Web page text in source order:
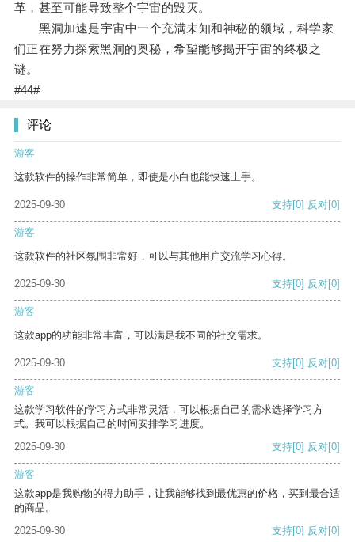
革，甚至可能导致整个宇宙的毁灭。
黑洞加速是宇宙中一个充满未知和神秘的领域，科学家
们正在努力探索黑洞的奥秘，希望能够揭开宇宙的终极之
谜。
#44#
评论
游客
这款软件的操作非常简单，即使是小白也能快速上手。
2025-09-30 支持[0] 反对[0]
游客
这款软件的社区氛围非常好，可以与其他用户交流学习心得。
2025-09-30 支持[0] 反对[0]
游客
这款app的功能非常丰富，可以满足我不同的社交需求。
2025-09-30 支持[0] 反对[0]
游客
这款学习软件的学习方式非常灵活，可以根据自己的需求选择学习方
式。我可以根据自己的时间安排学习进度。
2025-09-30
支持[0] 反对[0]
游客
这款app是我购物的得力助手，让我能够找到最优惠的价格，买到最合适
的商品。
2025-09-30
支持[0] 反对[0]